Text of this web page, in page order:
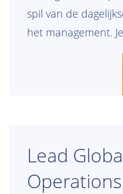
spil van de
het management.
overzicht en zorgt
verloopt. Werk je
Lead
Operations